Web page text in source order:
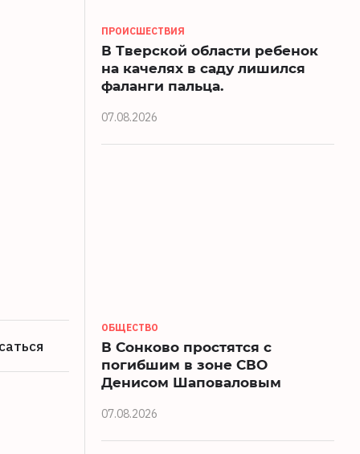
ПРОИСШЕСТВИЯ
В Тверской области ребенок
на качелях в саду лишился
фаланги пальца.
07.08.2026
ОБЩЕСТВО
В Сонково простятся с
погибшим в зоне СВО
Денисом Шаповаловым
07.08.2026